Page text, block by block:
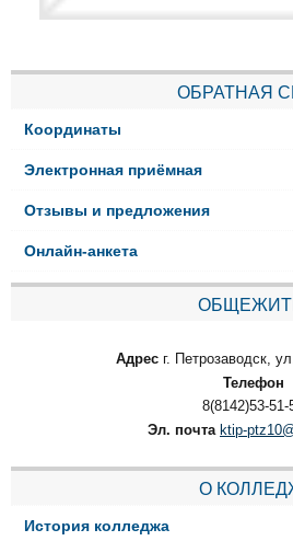
ОБРАТНАЯ
Координаты
Электронная приёмная
Отзывы и предложения
Онлайн-анкета
Адрес г. Петрозаводск,
Телефон
8(8142)53-51-
Эл. почта ktip-
О
История колледжа